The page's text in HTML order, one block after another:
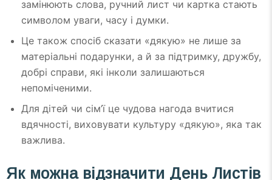
замінюють слова, ручний лист чи картка стають
символом уваги, часу і думки.
Це також спосіб сказати «дякую» не лише за
матеріальні подарунки, а й за підтримку, дружбу,
добрі справи, які інколи залишаються
непоміченими.
Для дітей чи сім’ї це чудова нагода вчитися
вдячності, виховувати культуру «дякую», яка так
важлива.
Як можна відзначити День Листів